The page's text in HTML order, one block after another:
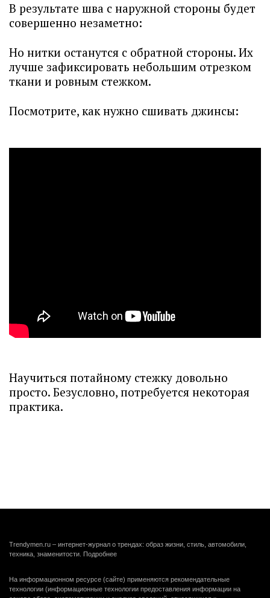
В результате шва с наружной стороны будет
совершенно незаметно:
Но нитки останутся с обратной стороны. Их
лучше зафиксировать небольшим отрезком
ткани и ровным стежком.
Посмотрите, как нужно сшивать джинсы:
Научиться потайному стежку довольно
просто. Безусловно, потребуется некоторая
практика.
Trendymen.ru – интернет-журнал о трендах: образ жизни, стиль, автомобили,
техника, знаменитости. Подробнее
На информационном ресурсе (сайте) применяются рекомендательные
технологии (информационные технологии предоставления информации на